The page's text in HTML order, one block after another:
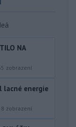
NA
zobrazení
lacné energie
zobrazení